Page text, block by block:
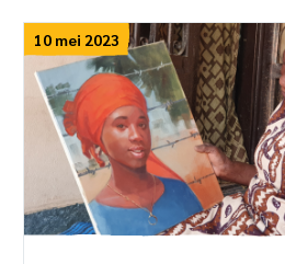
van de 110 schoolmeisjes
februari 2018 door Boko
werden ontvoerd van hun
Dapchi, in de staat Yobe.
later liet Boko Haram alle
10 mei 2023